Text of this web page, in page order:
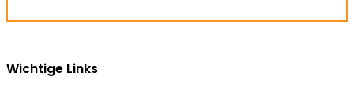
Wichtige Links